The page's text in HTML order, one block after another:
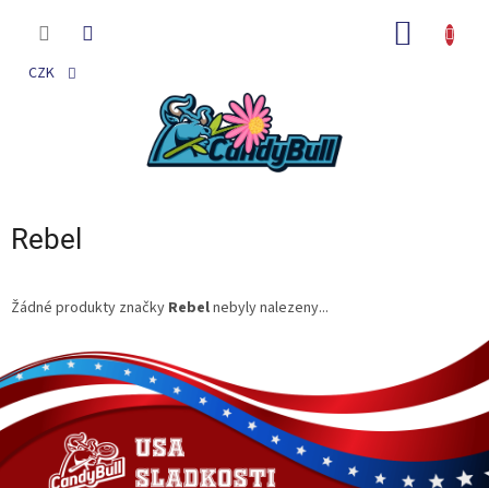
CZK
Rebel
Žádné produkty značky Rebelnebyly nalezeny...
á
p
a
í